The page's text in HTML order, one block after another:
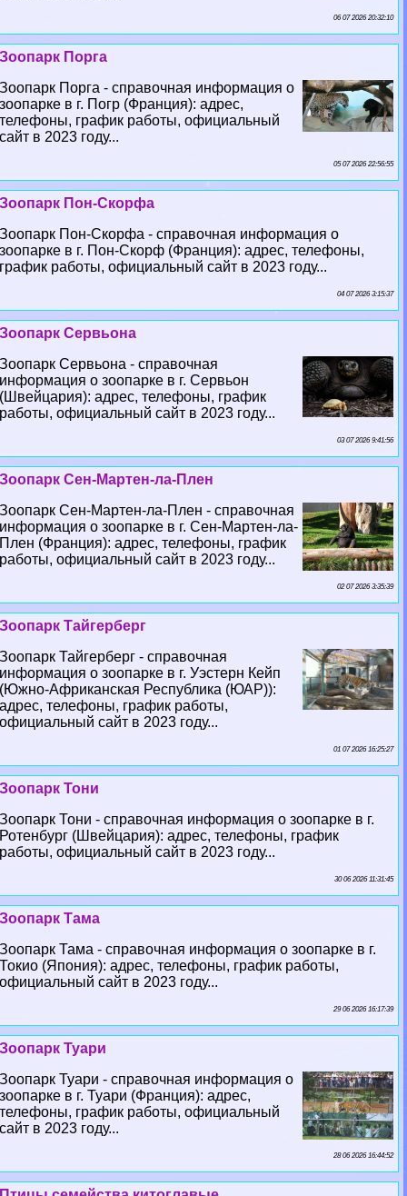
06 07 2026 20:32:10
Зоопарк Порга
Зоопарк Порга - справочная информация о
зоопарке в г. Погр (Франция): адрес,
телефоны, график работы, официальный
сайт в 2023 году...
05 07 2026 22:56:55
Зоопарк Пон-Скорфа
Зоопарк Пон-Скорфа - справочная информация о
зоопарке в г. Пон-Скорф (Франция): адрес, телефоны,
график работы, официальный сайт в 2023 году...
04 07 2026 3:15:37
Зоопарк Сервьона
Зоопарк Сервьона - справочная
информация о зоопарке в г. Сервьон
(Швейцария): адрес, телефоны, график
работы, официальный сайт в 2023 году...
03 07 2026 9:41:56
Зоопарк Сен-Мартен-ла-Плен
Зоопарк Сен-Мартен-ла-Плен - справочная
информация о зоопарке в г. Сен-Мартен-ла-
Плен (Франция): адрес, телефоны, график
работы, официальный сайт в 2023 году...
02 07 2026 3:35:39
Зоопарк Тайгерберг
Зоопарк Тайгерберг - справочная
информация о зоопарке в г. Уэстерн Кейп
(Южно-Африканская Республика (ЮАР)):
адрес, телефоны, график работы,
официальный сайт в 2023 году...
01 07 2026 16:25:27
Зоопарк Тони
Зоопарк Тони - справочная информация о зоопарке в г.
Ротенбург (Швейцария): адрес, телефоны, график
работы, официальный сайт в 2023 году...
30 06 2026 11:31:45
Зоопарк Тама
Зоопарк Тама - справочная информация о зоопарке в г.
Токио (Япония): адрес, телефоны, график работы,
официальный сайт в 2023 году...
29 06 2026 16:17:39
Зоопарк Туари
Зоопарк Туари - справочная информация о
зоопарке в г. Туари (Франция): адрес,
телефоны, график работы, официальный
сайт в 2023 году...
28 06 2026 16:44:52